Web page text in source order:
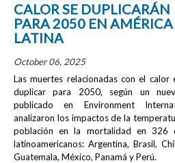
CALOR SE DUPLICARÁN
PARA 2050 EN AMÉRICA
LATINA
October 06, 2025
Las muertes relacionadas con el calor
duplicar para 2050, según un
publicado en Environment
analizaron los impactos de la
población en la mortalidad en 326
latinoamericanos: Argentina, Brasil,
Guatemala, México, Panamá y Perú.